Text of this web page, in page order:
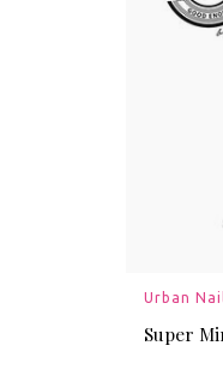
Urban
Super